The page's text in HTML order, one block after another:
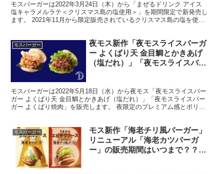
モスバーガーは2022年3月24日（木）から「まぜるドリンク アイス
塩キャラメルラテ＜クリスマス島の塩使用＞」を期間限定で新発売し
ます。 2021年11月から限定販売されているクリスマス島の塩を使っ
モスバーガー
夜モス新作「夜モスライスバーガ
ー よくばり天 金目鯛とかきあげ
（塩だれ）」「夜モスライスバー
糖質も
モスバーガーは2022年5月18日（水）から夜モス「夜モスライスバー
ガー よくばり天 金目鯛とかきあげ（塩だれ）」「夜モスライスバー
ガー よくばり焼肉」を販売します。 夜限定のプレミアム感とボリュ
モスバーガー
モス新作「海老チリ風バーガー」
リニューアル「海老カツバーガ
ー」の販売期間はいつまで？？値